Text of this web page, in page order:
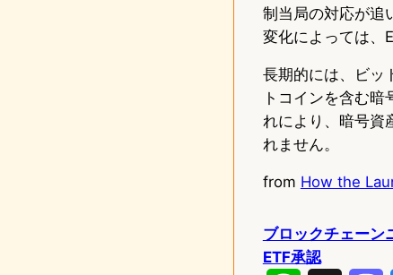
制当局の対応が追
変化によっては、
長期的には、ビッ
トコインを含む
れにより、暗号資
れません。
from How the
ブロックチェーン
ETF承認